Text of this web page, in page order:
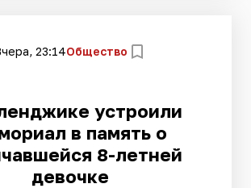
23:14Общество
устроили
в память о
8-летней
девочке